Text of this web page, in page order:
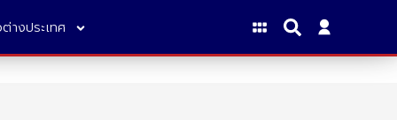
ต่างประเทศ